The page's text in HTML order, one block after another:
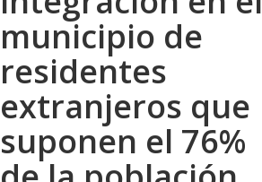
municipio de
residentes
extranjeros que
suponen el 76%